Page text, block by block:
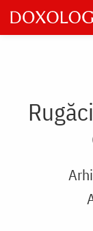
Skip
to
main